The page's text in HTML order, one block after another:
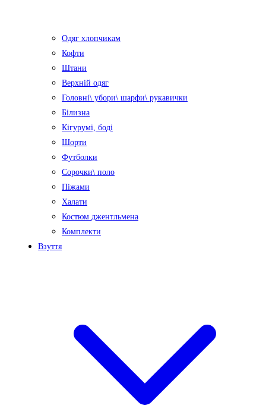
Одяг хлопчикам
Кофти
Штани
Верхній одяг
Головні\ убори\ шарфи\ рукавички
Білизна
Кігурумі, боді
Шорти
Футболки
Сорочки\ поло
Піжами
Халати
Костюм джентльмена
Комплекти
Взуття